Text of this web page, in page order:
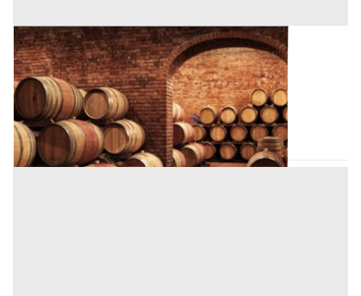
Cantina all'asta a Padova
Padova (Padova)
Offerta minima
2.835 € 3.780 €
Codice asta:AI3369102
Asta chiusa